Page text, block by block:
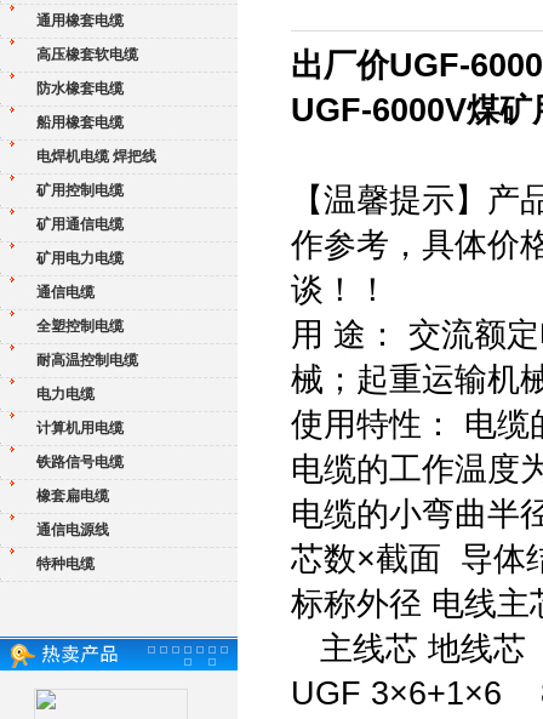
通用橡套电缆
高压橡套软电缆
防水橡套电缆
船用橡套电缆
电焊机电缆 焊把线
矿用控制电缆
矿用通信电缆
矿用电力电缆
通信电缆
全塑控制电缆
耐高温控制电缆
电力电缆
计算机用电缆
铁路信号电缆
橡套扁电缆
通信电源线
特种电缆
出厂价UGF-
UGF-6000V煤
【温馨提示】
作参考，具体价
谈！！
用 途： 交流额
械；起重运输机
使用特性： 电
电缆的工作温
电缆的小弯曲半
芯数×截面 导体
标称外径 电线
主线芯 地线芯
UGF